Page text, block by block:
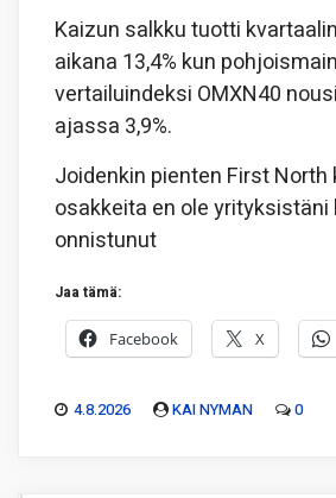
Kaizun salkku tuotti
aikana 13,4% kun
vertailuindeksi OMXN40
ajassa 3,9%.
Joidenkin pienten First
osakkeita en ole
onnistunut
Jaa tämä:
Facebook X
4.8.2026 KAI NYMAN 0